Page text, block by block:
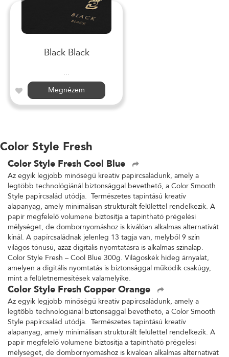
Black Black
...
Megnézem
Color Style Fresh
Color Style Fresh Cool Blue
Az egyik legjobb minőségű kreatív papírcsaládunk, amely a
legtöbb technológiánál biztonsággal bevethető, a Color Smooth
Style papírcsalád utódja. Természetes tapintású kreatív
alapanyag, amely minimálisan strukturált felülettel rendelkezik. A
papír megfelelő volumene biztosítja a tapintható prégelési
mélységet, de dombornyomáshoz is kiválóan alkalmas alternatívát
kínál. A papírcsaládnak jelenleg 13 tagja van, melyből 9 szín
világos tónusú, azaz digitális nyomtatásra is alkalmas színalap.
Color Style Fresh – Cool Blue 300g. Világoskék hideg árnyalat,
amelyen a digitális nyomtatás is biztonsággal működik csakúgy,
mint a felületnemesítések valamelyike.
Color Style Fresh Copper Orange
Az egyik legjobb minőségű kreatív papírcsaládunk, amely a
legtöbb technológiánál biztonsággal bevethető, a Color Smooth
Style papírcsalád utódja. Természetes tapintású kreatív
alapanyag, amely minimálisan strukturált felülettel rendelkezik. A
papír megfelelő volumene biztosítja a tapintható prégelési
mélységet, de dombornyomáshoz is kiválóan alkalmas alternatívát